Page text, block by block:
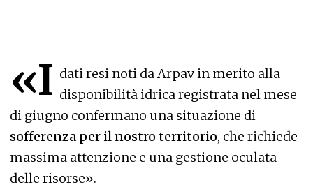
«I dati resi noti da Arpav in merito alla
disponibilità idrica registrata nel mese
di giugno confermano una situazione di
sofferenza per il nostro territorio, che richiede
massima attenzione e una gestione oculata
delle risorse».